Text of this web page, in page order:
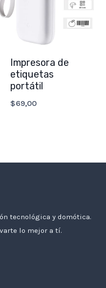
Impresora de
etiquetas
portátil
$69,00
tecnológica y domótica.
lo mejor a tí.